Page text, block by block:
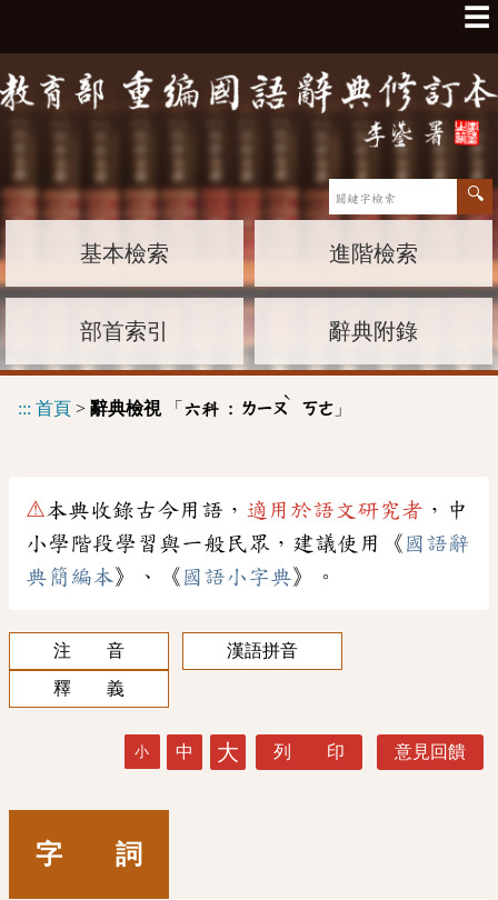
☰
基本檢索 進階檢索
部首索引 辭典附錄
::: 首頁 > 辭典檢視「 六科 : ㄌㄧㄡ
ˋ
ㄎㄜ」
⚠本典收錄古今用語， 適用於語文研究者 ，中
小學階段學習與一般民眾，建議使用《 國語辭
典簡編本》、《 國語小字典》。
注 音
漢語拼音
釋 義
小 中 大 列 印 意見回饋
字 詞